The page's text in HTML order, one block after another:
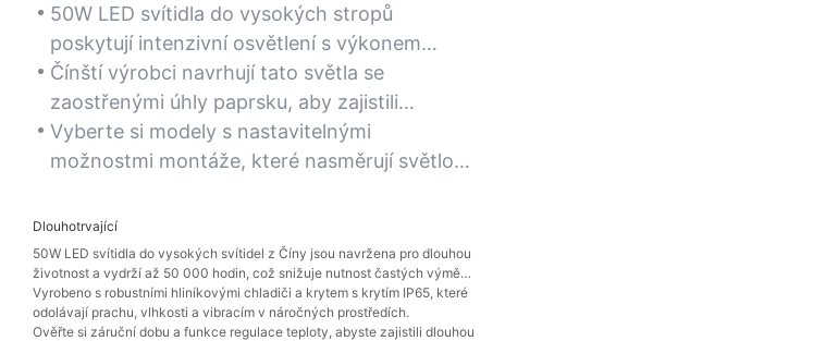
50W LED svítidla do vysokých stropů
poskytují intenzivní osvětlení s výkonem
přesahujícím 6 000 lumenů, což je ideální pro
prostory s vysokými stropy, jako jsou
tělocvičny, sklady a průmyslové provozy.
Čínští výrobci navrhují tato světla se
zaostřenými úhly paprsku, aby zajistili
rovnoměrné rozložení světla bez tmavých
skvrn.
Vyberte si modely s nastavitelnými
možnostmi montáže, které nasměrují světlo
viditelnost při práci.
Dlouhotrvající
50W LED svítidla do vysokých svítidel z Číny jsou navržena pro dlouhou
životnost a vydrží až 50 000 hodin, což snižuje nutnost častých výměn
v těžko dostupných instalacích.
Vyrobeno s robustními hliníkovými chladiči a krytem s krytím IP65, které
odolávají prachu, vlhkosti a vibracím v náročných prostředích.
Ověřte si záruční dobu a funkce regulace teploty, abyste zajistili dlouhou